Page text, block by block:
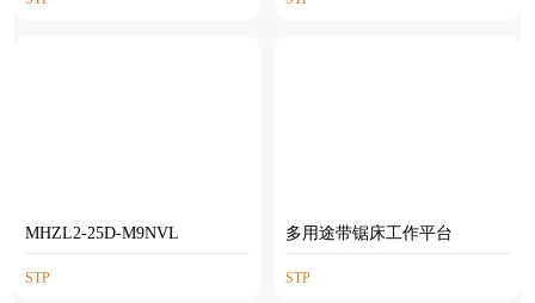
MHZL2-25D-M9NVL
STP
多用途带锯床工作平台
STP